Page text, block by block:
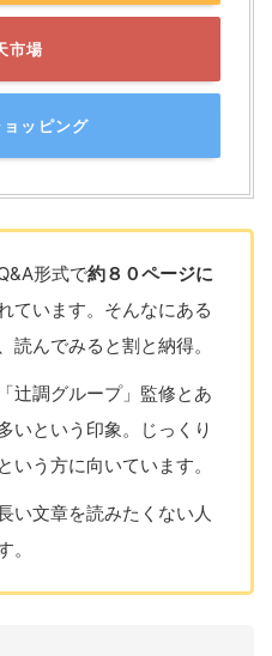
市場
ッピング
形式で約８０ページに
ています。そんなにある
読んでみると割と納得。
辻調グループ」監修とあ
いという印象。じっくり
いう方に向いています。
い文章を読みたくない人
。